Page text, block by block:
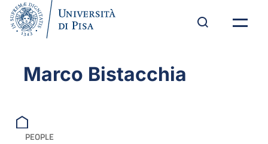
Marco Bistacchia
PEOPLE